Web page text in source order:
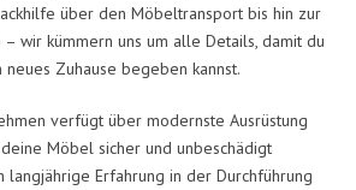
über den Möbeltransport bis hin zur
wir kümmern uns um alle Details, damit du
Zuhause begeben kannst.
verfügt über modernste Ausrüstung
Möbel sicher und unbeschädigt
langjährige Erfahrung in der Durchführung